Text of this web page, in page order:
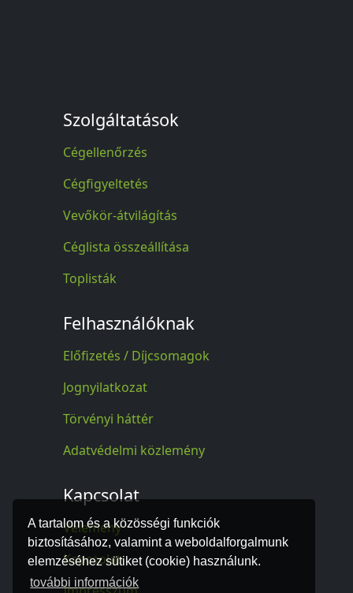
A tartalom és a közösségi funkciók
biztosításához, valamint a weboldalforgalmunk
elemzéséhez sütiket (cookie) használunk.
további információk
Szolgáltatások
Cégellenőrzés
Cégfigyeltetés
Vevőkör-átvilágítás
Céglista összeállítása
Toplisták
Felhasználóknak
Előfizetés / Díjcsomagok
Jognyilatkozat
Törvényi háttér
Adatvédelmi közlemény
Kapcsolat
Vélemény
Kapcsolat